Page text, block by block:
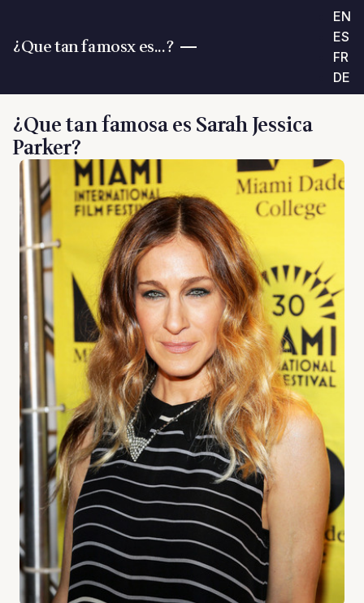
¿Que tan famosx es...?
EN
ES
FR
DE
¿Que tan famosa es Sarah Jessica
Parker?